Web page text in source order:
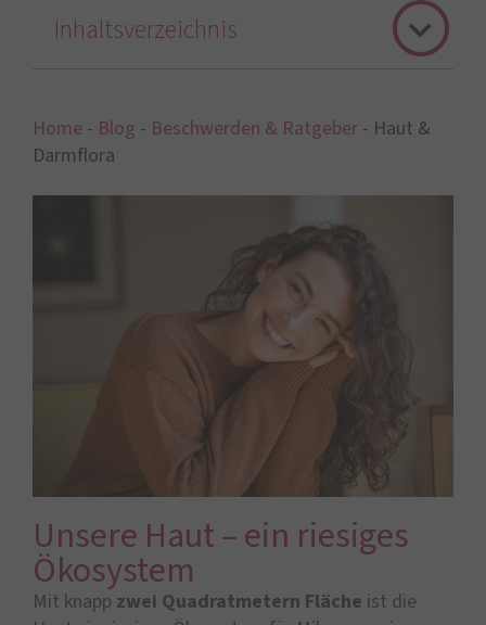
Home - Blog - Beschwerden & Ratgeber - Haut &
Darmflora
Unsere Haut – ein riesiges
Ökosystem
Mit knapp zwei Quadratmetern Fläche ist die
Inhaltsverzeichnis